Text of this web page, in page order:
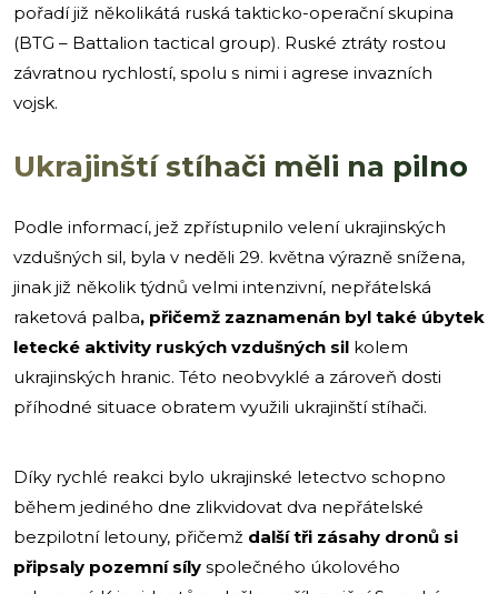
pořadí již několikátá ruská takticko-operační skupina
(BTG – Battalion tactical group). Ruské ztráty rostou
závratnou rychlostí, spolu s nimi i agrese invazních
vojsk.
Ukrajinští stíhači měli na pilno
Podle informací, jež zpřístupnilo velení ukrajinských
vzdušných sil, byla v neděli 29. května výrazně snížena,
jinak již několik týdnů velmi intenzivní, nepřátelská
raketová palba, přičemž zaznamenán byl také úbytek
letecké aktivity ruských vzdušných sil kolem
ukrajinských hranic. Této neobvyklé a zároveň dosti
příhodné situace obratem využili ukrajinští stíhači.
Díky rychlé reakci bylo ukrajinské letectvo schopno
během jediného dne zlikvidovat dva nepřátelské
bezpilotní letouny, přičemž další tři zásahy dronů si
připsaly pozemní síly společného úkolového